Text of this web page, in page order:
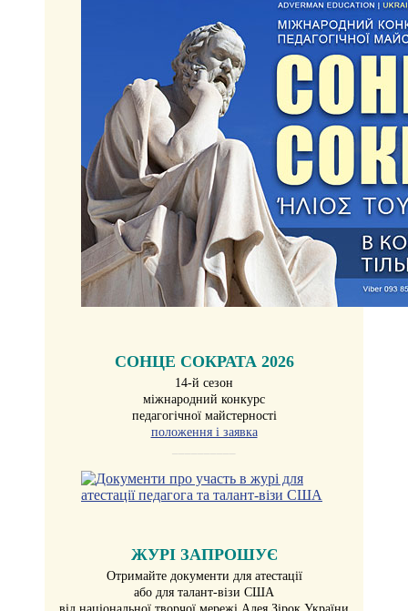
СОНЦЕ СОКРАТА 2026
14-й сезон
міжнародний конкурс
педагогічної майстерності
положення і заявка
ЖУРІ ЗАПРОШУЄ
Отримайте документи для атестації
або для талант-візи США